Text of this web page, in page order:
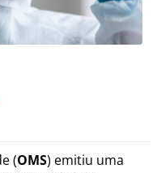
(OMS) emitiu uma